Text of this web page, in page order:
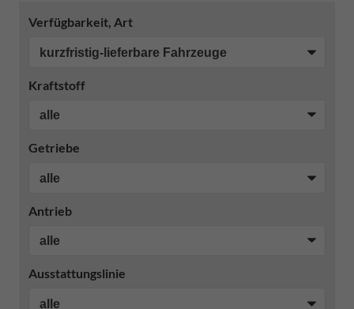
Verfügbarkeit, Art
Kraftstoff
Getriebe
Antrieb
Ausstattungslinie